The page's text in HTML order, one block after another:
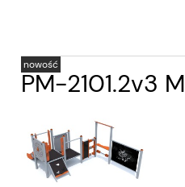
PM-2101.2v3
nowość